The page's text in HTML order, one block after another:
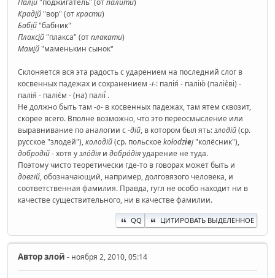
Палій"поджигатель" (отпалити)
Крадій"вор" (открасти)
Бабій"бабник"
Плаксій"плакса" (отплакати)
Мамій"маменькин сынок"
Склоняется вся эта радость с ударением на последний слог в
косвенных падежах и сохранением -і-: палія́ - палію́ (паліє́ві) -
палія́ - паліє́м - (на) палії́ .
Не должно быть там -о- в косвенных падежах, там ятем сквозит,
скорее всего. Вполне возможно, что это переосмысление или
выравнивание по аналогии с-дій, в котором был ять:злодій(ср.
русское "злодей"),колодій(ср. польское kołodziej"колёсник"),
добродій- хотя узло́дія и добро́діяударение не туда.
Поэтому чисто теоретически где-то в говорах может быть и
довгій, обозначающий, например, долговязого человека, и
соответственная фамилия. Правда, гугл не особо находит ни в
качестве существительного, ни в качестве фамилии.
QQ ЦИТИРОВАТЬ ВЫДЕЛЕННОЕ
Авторзлой - ноября 2, 2010, 05:14